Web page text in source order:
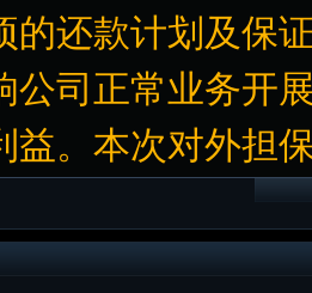
的还款计划及保
公司正常业务开
益。本次对外担